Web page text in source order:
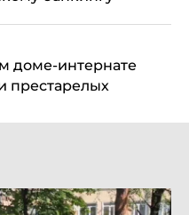
доме-интернате
престарелых